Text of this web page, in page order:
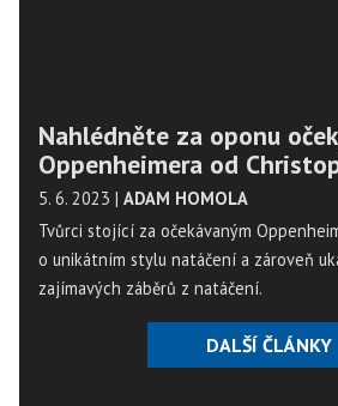
Nahlédněte za oponu
Oppenheimera od
5. 6. 2023 | ADAM HOMOLA
Tvůrci stojící za očekávaným
o unikátním stylu natáčení a zároveň
zajímavých záběrů z natáčení.
DALŠÍ ČLÁNKY